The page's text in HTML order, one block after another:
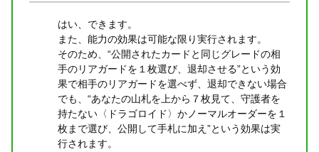
はい、できます。
また、能力の効果は可能な限り実行されます。
そのため、“公開されたカードと同じグレードの相
手のリアガードを１枚選び、退却させる”という効
果で相手のリアガードを選べず、退却できない場合
でも、“あなたの山札を上から７枚見て、守護者を
持たない〈ドラゴロイド〉かノーマルオーダーを１
枚まで選び、公開して手札に加え”という効果は実
行されます。